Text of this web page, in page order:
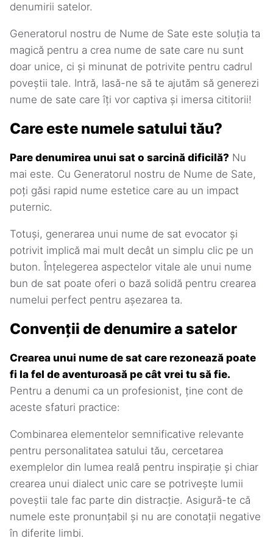
denumirii satelor.
Generatorul nostru de Nume de Sate este soluția ta
magică pentru a crea nume de sate care nu sunt
doar unice, ci și minunat de potrivite pentru cadrul
poveștii tale. Intră, lasă-ne să te ajutăm să generezi
nume de sate care îți vor captiva și imersa cititorii!
Care este numele satului tău?
Pare denumirea unui sat o sarcină dificilă? Nu
mai este. Cu Generatorul nostru de Nume de Sate,
poți găsi rapid nume estetice care au un impact
puternic.
Totuși, generarea unui nume de sat evocator și
potrivit implică mai mult decât un simplu clic pe un
buton. Înțelegerea aspectelor vitale ale unui nume
bun de sat poate oferi o bază solidă pentru crearea
numelui perfect pentru așezarea ta.
Convenții de denumire a satelor
Crearea unui nume de sat care rezonează poate
fi la fel de aventuroasă pe cât vrei tu să fie.
Pentru a denumi ca un profesionist, ține cont de
aceste sfaturi practice:
Combinarea elementelor semnificative relevante
pentru personalitatea satului tău, cercetarea
exemplelor din lumea reală pentru inspirație și chiar
crearea unui dialect unic care se potrivește lumii
poveștii tale fac parte din distracție. Asigură-te că
numele este pronunțabil și nu are conotații negative
în diferite limbi.